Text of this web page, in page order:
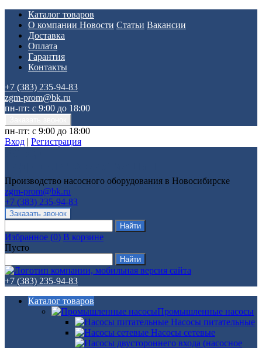
Каталог товаров
О компании Новости Статьи Вакансии
Доставка
Оплата
Гарантия
Контакты
+7 (383) 235-94-83
zgm-prom@bk.ru
пн-пт: с 9:00 до 18:00
пн-пт: с 9:00 до 18:00
Вход | Регистрация
Производство насосного оборудования в Новосибирске
zgm-prom@bk.ru
+7 (383) 235-94-83
Избранное (0) В корзине
Пусто
+7 (383) 235-94-83
Каталог товаров
Промышленные насосы
Насосы питательные
Насосы сетевые